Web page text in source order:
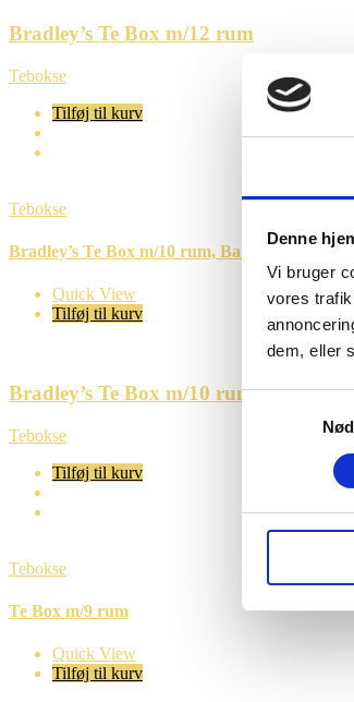
Denne
Vi bruger
vores
dem, eller
Samtykkevalg
Bradley’s Te Box m/12 rum
Tebokse
Tilføj til kurv
Tebokse
Bradley’s Te Box m/10 rum, Bambus
Quick View
Tilføj til kurv
Bradley’s Te Box m/10 rum, Bambus
Tebokse
Tilføj til kurv
Tebokse
Te Box m/9 rum
Quick View
Tilføj til kurv